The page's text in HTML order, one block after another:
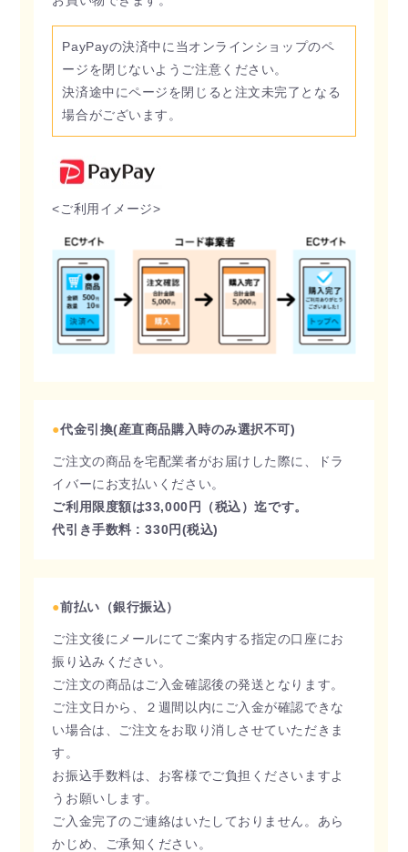
PayPayの決済中に当オンラインショップのペ
ージを閉じないようご注意ください。
決済途中にページを閉じると注文未完了となる
場合がございます。
<ご利用イメージ>
●代金引換(産直商品購入時のみ選択不可)
ご注文の商品を宅配業者がお届けした際に、ドラ
イバーにお支払いください。
ご利用限度額は33,000円（税込）迄です。
代引き手数料 : 330円(税込)
●前払い（銀行振込）
ご注文後にメールにてご案内する指定の口座にお
振り込みください。
ご注文の商品はご入金確認後の発送となります。
ご注文日から、２週間以内にご入金が確認できな
い場合は、ご注文をお取り消しさせていただきま
す。
お振込手数料は、お客様でご負担くださいますよ
うお願いします。
ご入金完了のご連絡はいたしておりません。あら
かじめ、ご承知ください。